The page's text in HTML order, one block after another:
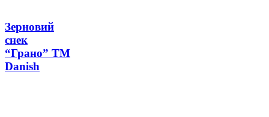
Зерновий
снек
“Грано” ТМ
Danish